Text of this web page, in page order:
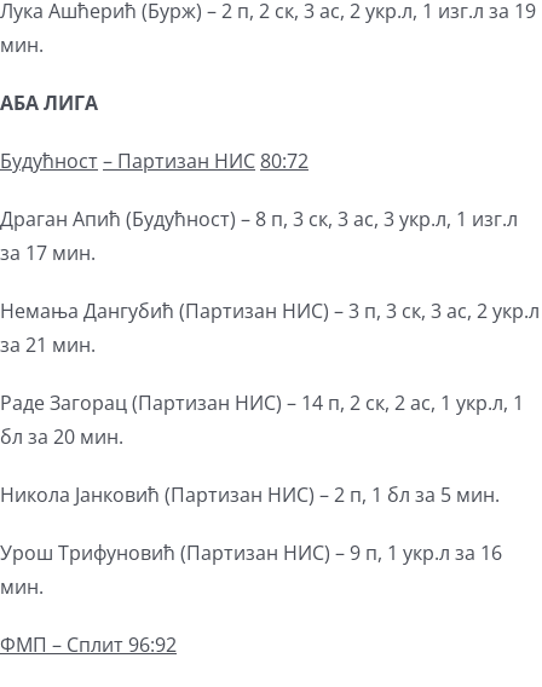
Лука Ашћерић (Бурж) – 2 п, 2 ск, 3 ас, 2 укр.л, 1 изг.л за 19
мин.
АБА ЛИГА
Будућност– Партизан НИС80:72
Драган Апић (Будућност) – 8 п, 3 ск, 3 ас, 3 укр.л, 1 изг.л
за 17 мин.
Немања Дангубић (Партизан НИС) – 3 п, 3 ск, 3 ас, 2 укр.л
за 21 мин.
Раде Загорац (Партизан НИС) – 14 п, 2 ск, 2 ас, 1 укр.л, 1
бл за 20 мин.
Никола Јанковић (Партизан НИС) – 2 п, 1 бл за 5 мин.
Урош Трифуновић (Партизан НИС) – 9 п, 1 укр.л за 16
мин.
ФМП – Сплит 96:92